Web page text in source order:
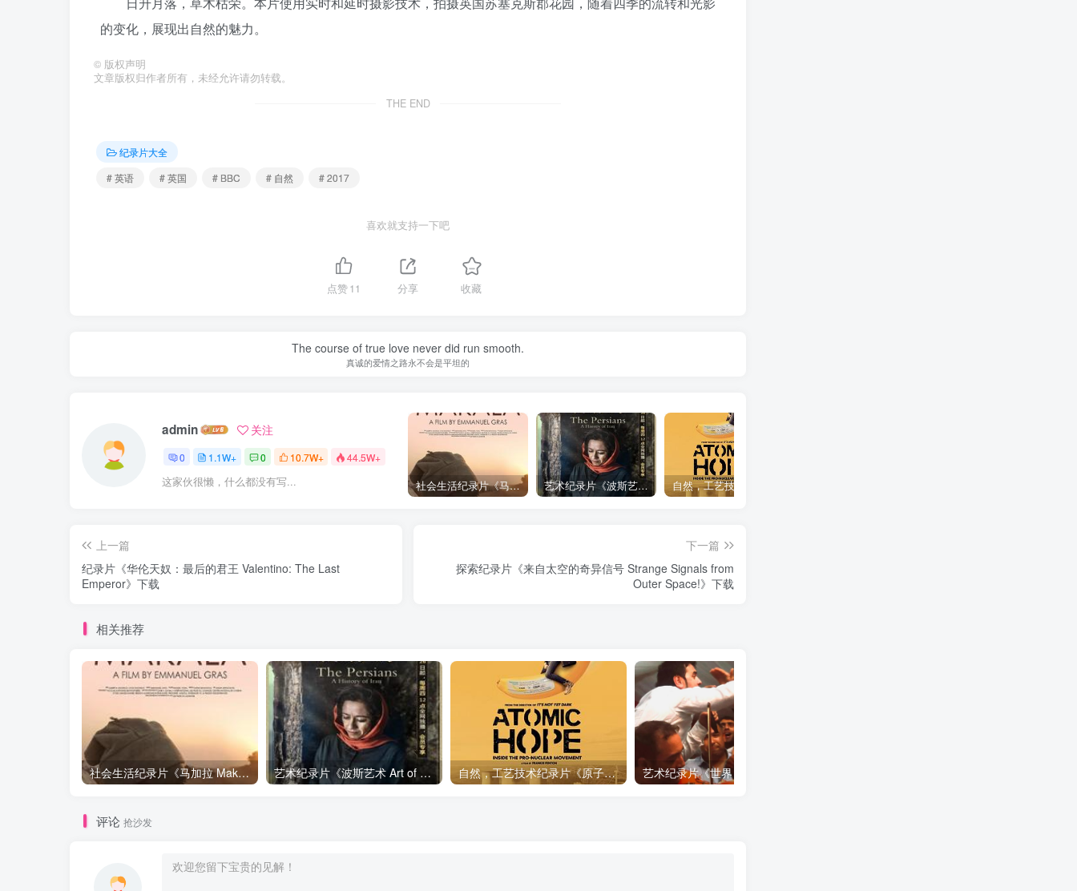
的变化，展现出自然的魅力。
© 版权声明
文章版权归作者所有，未经允许请勿转载。
THE END
纪录片大全
# 英语
# 英国 # BBC # 自然 # 2017
喜欢就支持一下吧
点赞11 分享 收藏
The course of true love never did run smooth.
真诚的爱情之路永不会是平坦的
admin 关注
0 1.1W+ 0 10.7W+ 44.5W+
这家伙很懒，什么都没有写... 社会生活纪录片《马加拉 Makala》下载 艺术纪录片《波斯艺术 Art of Persia》下载
上一篇
纪录片《华伦天奴：最后的君王 Valentino: The Last
Emperor》下载
下一篇
探索纪录片《来自太空的奇异信号 Strange Signals from
Outer Space!》下载
相关推荐
社会生活纪录片《马加拉 Makala》下载 艺术纪录片《波斯艺术 Art of Persia》下载 自然，工艺技术纪录片《原子能的希望 Atomic Hope – Inside the Pro-Nuclear Movement》下载
评论 抢沙发